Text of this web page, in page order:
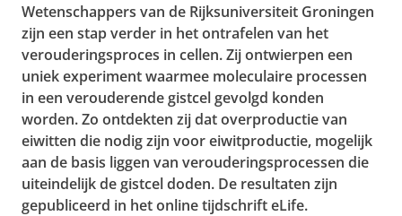
Wetenschappers van de Rijksuniversiteit Groningen
zijn een stap verder in het ontrafelen van het
verouderingsproces in cellen. Zij ontwierpen een
uniek experiment waarmee moleculaire processen
in een verouderende gistcel gevolgd konden
worden. Zo ontdekten zij dat overproductie van
eiwitten die nodig zijn voor eiwitproductie, mogelijk
aan de basis liggen van verouderingsprocessen die
uiteindelijk de gistcel doden. De resultaten zijn
gepubliceerd in het online tijdschrifteLife.